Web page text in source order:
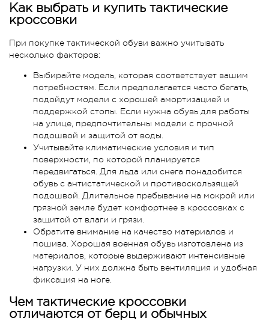
Как выбрать и купить тактические
кроссовки
При покупке тактической обуви важно учитывать
несколько факторов:
Выбирайте модель, которая соответствует вашим
потребностям. Если предполагается часто бегать,
подойдут модели с хорошей амортизацией и
поддержкой стопы. Если нужна обувь для работы
на улице, предпочтительны модели с прочной
подошвой и защитой от воды.
Учитывайте климатические условия и тип
поверхности, по которой планируется
передвигаться. Для льда или снега понадобится
обувь с антистатической и противоскользящей
подошвой. Длительное пребывание на мокрой или
грязной земле будет комфортнее в кроссовках с
защитой от влаги и грязи.
Обратите внимание на качество материалов и
пошива. Хорошая военная обувь изготовлена из
материалов, которые выдерживают интенсивные
нагрузки. У них должна быть вентиляция и удобная
фиксация на ноге.
Чем тактические кроссовки
отличаются от берц и обычных